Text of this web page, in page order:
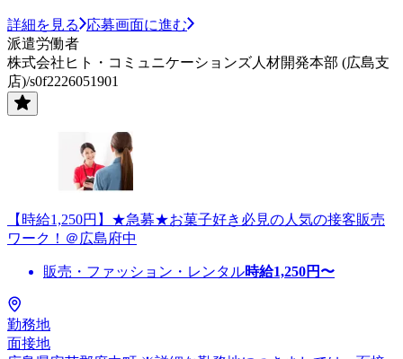
詳細を見る
応募画面に進む
派遣労働者
株式会社ヒト・コミュニケーションズ人材開発本部 (広島支
店)/s0f2226051901
【時給1,250円】★急募★お菓子好き必見の人気の接客販売
ワーク！＠広島府中
販売・ファッション・レンタル時給1,250円〜
勤務地
面接地